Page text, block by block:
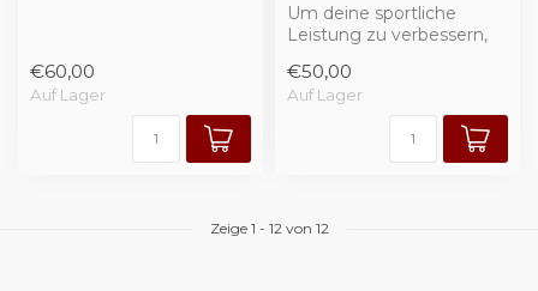
€60,00
Auf Lager
Um deine sportliche
Leistung zu verbessern,
mit einem ...
€50,00
Auf Lager
Zeige 1 - 12von 12